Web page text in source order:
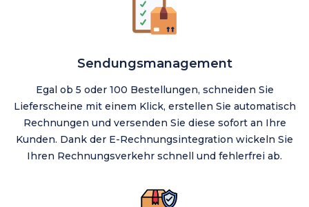
Sendungsmanagement
Egal ob 5 oder 100 Bestellungen, schneiden Sie
Lieferscheine mit einem Klick, erstellen Sie automatisch
Rechnungen und versenden Sie diese sofort an Ihre
Kunden. Dank der E-Rechnungsintegration wickeln Sie
Ihren Rechnungsverkehr schnell und fehlerfrei ab.